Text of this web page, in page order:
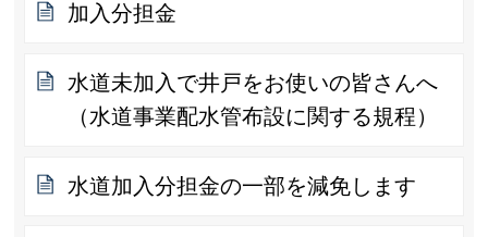
加入分担金
水道未加入で井戸をお使いの皆さんへ
（水道事業配水管布設に関する規程）
水道加入分担金の一部を減免します